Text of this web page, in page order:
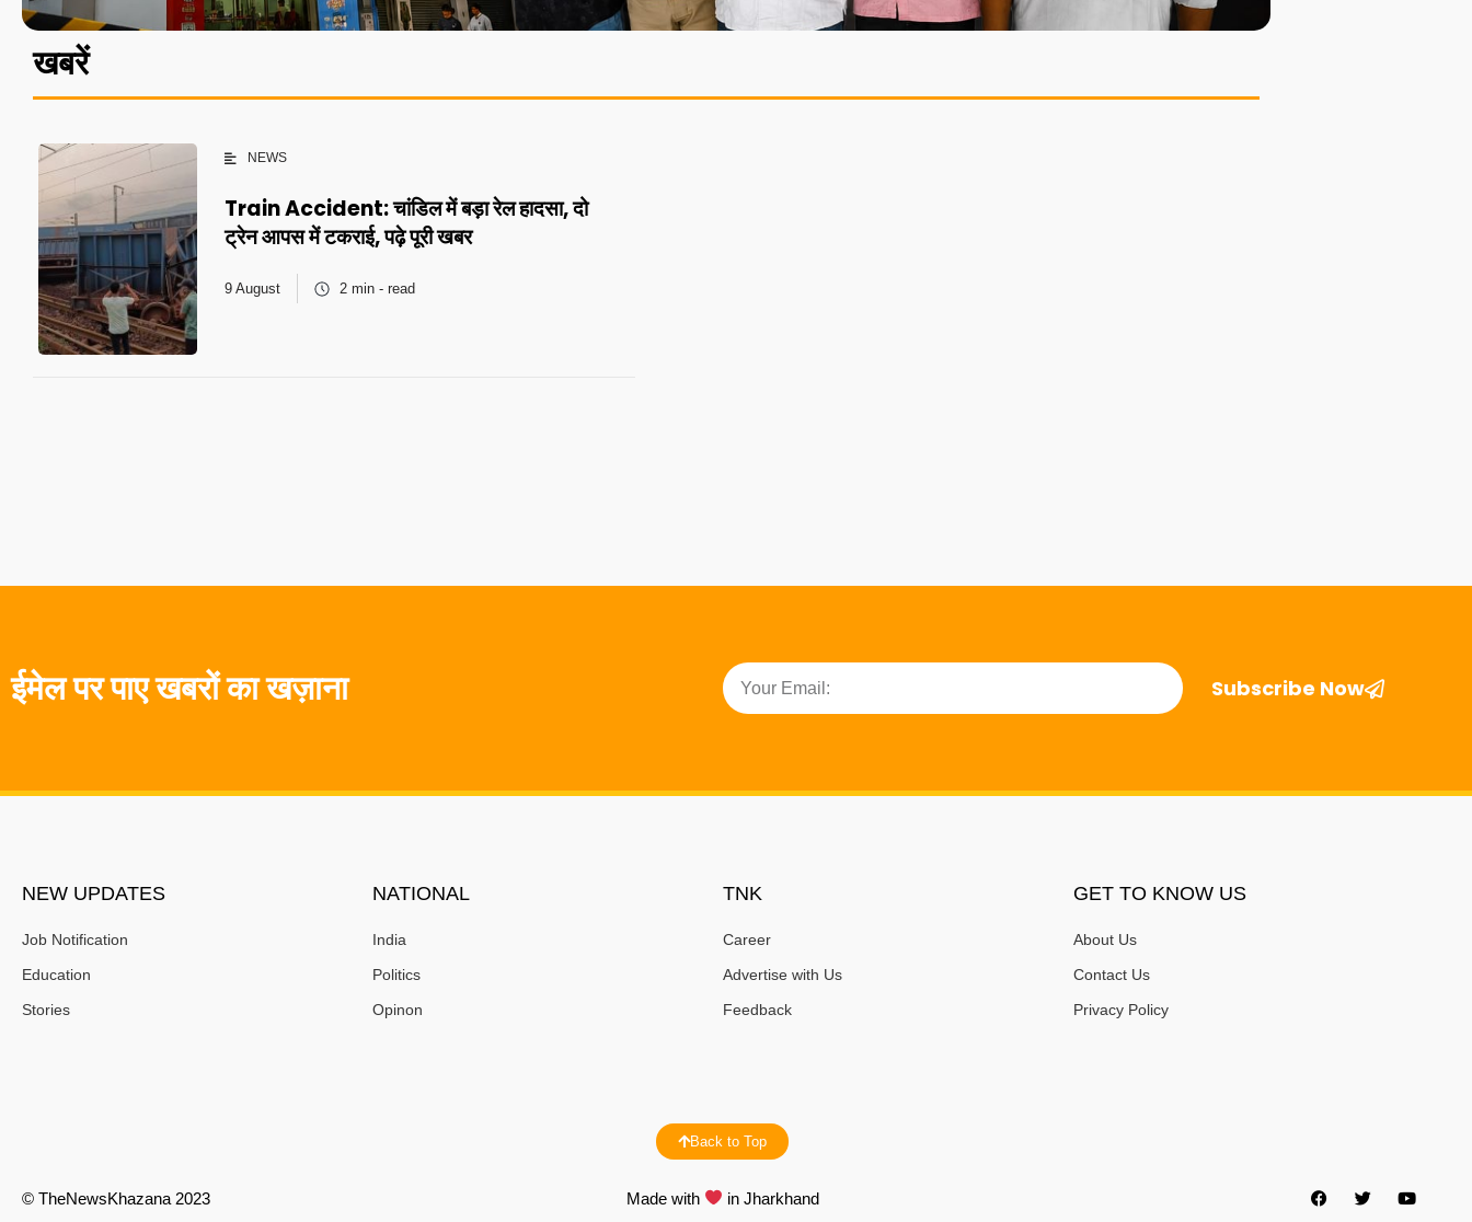
खबरें
NEWS
Train Accident: चांडिल में बड़ा रेल हादसा, दो
ट्रेन आपस में टकराई, पढ़े पूरी खबर
9 August 2 min - read
ईमेल पर पाए खबरों का खज़ाना Subscribe Now
NEW UPDATES
Job Notification
Education
Stories
NATIONAL
India
Politics
Opinon
TNK
Career
Advertise with Us
Feedback
GET TO KNOW US
About Us
Contact Us
Privacy Policy
Back to Top
© TheNewsKhazana 2023 Made with in Jharkhand